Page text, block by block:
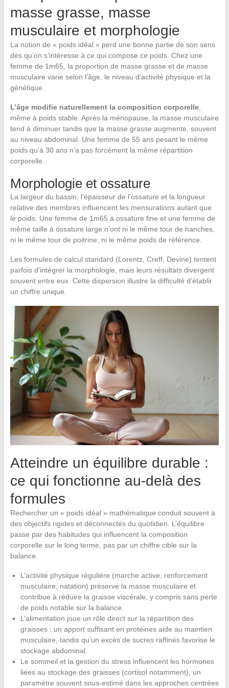
masse grasse, masse
musculaire et morphologie
La notion de « poids idéal » perd une bonne partie de son sens
dès qu’on s’intéresse à ce qui compose ce poids. Chez une
femme de 1m65, la proportion de masse grasse et de masse
musculaire varie selon l’âge, le niveau d’activité physique et la
génétique.
L’âge modifie naturellement la composition corporelle,
même à poids stable. Après la ménopause, la masse musculaire
tend à diminuer tandis que la masse grasse augmente, souvent
au niveau abdominal. Une femme de 55 ans pesant le même
poids qu’à 30 ans n’a pas forcément la même répartition
corporelle.
Morphologie et ossature
La largeur du bassin, l’épaisseur de l’ossature et la longueur
relative des membres influencent les mensurations autant que
le poids. Une femme de 1m65 à ossature fine et une femme de
même taille à ossature large n’ont ni le même tour de hanches,
ni le même tour de poitrine, ni le même poids de référence.
Les formules de calcul standard (Lorentz, Creff, Devine) tentent
parfois d’intégrer la morphologie, mais leurs résultats divergent
souvent entre eux. Cette dispersion illustre la difficulté d’établir
un chiffre unique.
Atteindre un équilibre durable :
ce qui fonctionne au-delà des
formules
Rechercher un « poids idéal » mathématique conduit souvent à
des objectifs rigides et déconnectés du quotidien. L’équilibre
passe par des habitudes qui influencent la composition
corporelle sur le long terme, pas par un chiffre cible sur la
balance.
L’activité physique régulière (marche active, renforcement
musculaire, natation) préserve la masse musculaire et
contribue à réduire la graisse viscérale, y compris sans perte
de poids notable sur la balance.
L’alimentation joue un rôle direct sur la répartition des
graisses : un apport suffisant en protéines aide au maintien
musculaire, tandis qu’un excès de sucres raffinés favorise le
stockage abdominal.
Le sommeil et la gestion du stress influencent les hormones
liées au stockage des graisses (cortisol notamment), un
paramètre souvent sous-estimé dans les approches centrées